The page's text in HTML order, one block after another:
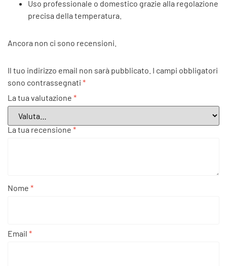
Uso professionale o domestico grazie alla regolazione
precisa della temperatura.
Ancora non ci sono recensioni.
Il tuo indirizzo email non sarà pubblicato. I campi obbligatori
sono contrassegnati *
La tua valutazione *
La tua recensione *
Nome *
Email *